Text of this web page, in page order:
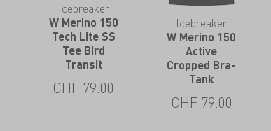
Icebreaker
W Merino 150
Tech Lite SS
Tee Bird
Transit
CHF 79.00
Icebreaker
W Merino 150
Active
Cropped Bra-
Tank
CHF 79.00